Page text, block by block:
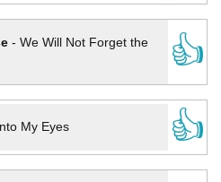
- We Will Not Forget the
👍
My Eyes
👍